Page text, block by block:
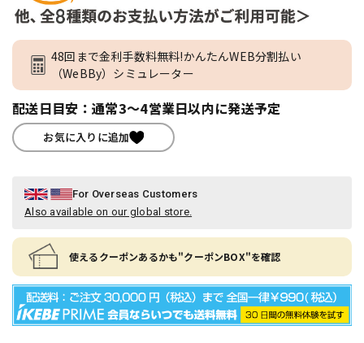
48回まで金利手数料無料!かんたんWEB分割払い
（WeBBy）シミュレーター
配送日目安：通常3～4営業日以内に発送予定
お気に入りに追加
For Overseas Customers
Also available on our global store.
使えるクーポンあるかも"クーポンBOX"を確認